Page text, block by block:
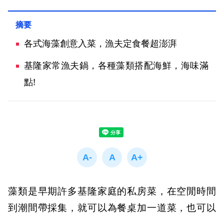
各式海藻創意入菜，漁夫定食餐超澎湃
基隆家常漁夫鍋，各種藻類搭配海鮮，海味滿
點!
藻類是早期許多基隆家庭的私房菜，在空閒時間
到潮間帶採集，就可以為餐桌加一道菜，也可以